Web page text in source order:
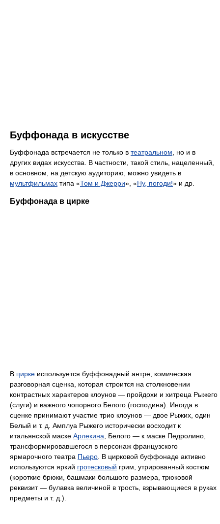
Буффонада в искусстве
Буффонада встречается не только в театральном , но и в
других видах искусства. В частности, такой стиль, нацеленный,
в основном, на детскую аудиторию, можно увидеть в
мультфильмах типа «Том и Джерри», «Ну, погоди!» и др.
Буффонада в цирке
В цирке используется буффонадный антре, комическая
разговорная сценка, которая строится на столкновении
контрастных характеров клоунов — пройдохи и хитреца Рыжего
(слуги) и важного чопорного Белого (господина). Иногда в
сценке принимают участие трио клоунов — двое Рыжих, один
Белый и т. д. Амплуа Рыжего исторически восходит к
итальянской маске Арлекина , Белого — к маске Педролино,
трансформировавшегося в персонаж французского
ярмарочного театра Пьеро . В цирковой буффонаде активно
используются яркий гротесковый грим, утрированный костюм
(короткие брюки, башмаки большого размера, трюковой
реквизит — булавка величиной в трость, взрывающиеся в руках
предметы и т. д.).